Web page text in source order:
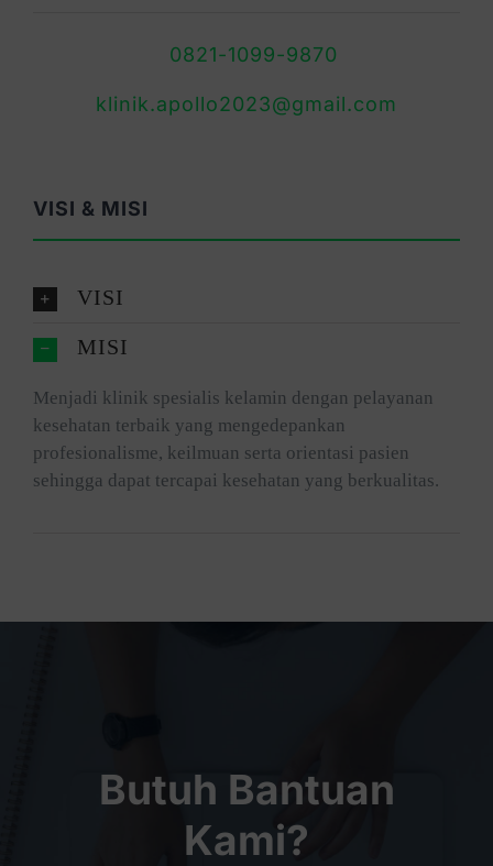
0821-1099-9870
klinik.apollo2023@gmail.com
VISI & MISI
VISI
MISI
Menjadi klinik spesialis kelamin dengan pelayanan
kesehatan terbaik yang mengedepankan
profesionalisme, keilmuan serta orientasi pasien
sehingga dapat tercapai kesehatan yang berkualitas.
Butuh Bantuan
Kami?